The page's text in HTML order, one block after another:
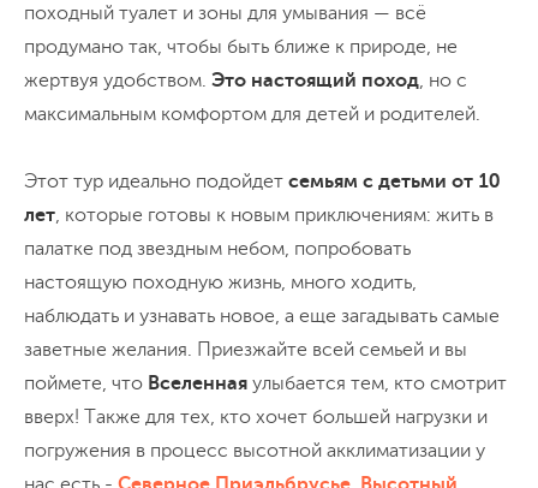
походный туалет и зоны для умывания — всё
продумано так, чтобы быть ближе к природе, не
жертвуя удобством. Это настоящий поход, но с
максимальным комфортом для детей и родителей.
Этот тур идеально подойдет семьям с детьми от 10
лет, которые готовы к новым приключениям: жить в
палатке под звездным небом, попробовать
настоящую походную жизнь, много ходить,
наблюдать и узнавать новое, а еще загадывать самые
заветные желания. Приезжайте всей семьей и вы
поймете, что Вселенная улыбается тем, кто смотрит
вверх! Также для тех, кто хочет большей нагрузки и
погружения в процесс высотной акклиматизации у